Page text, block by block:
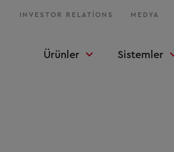
INVESTOR RELATIONS MEDYA
Ürünler Sistemler